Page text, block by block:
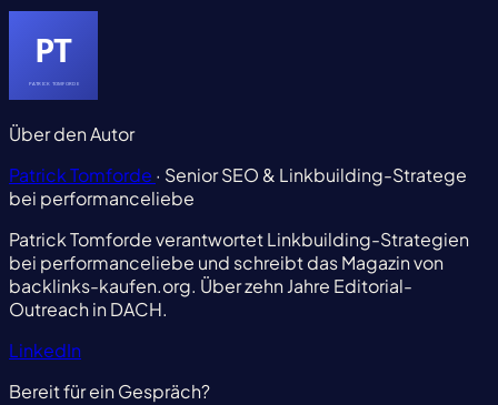
Über den Autor
Patrick Tomforde · Senior SEO & Linkbuilding-Stratege
bei performanceliebe
Patrick Tomforde verantwortet Linkbuilding-Strategien
bei performanceliebe und schreibt das Magazin von
backlinks-kaufen.org. Über zehn Jahre Editorial-
Outreach in DACH.
LinkedIn
Bereit für ein Gespräch?